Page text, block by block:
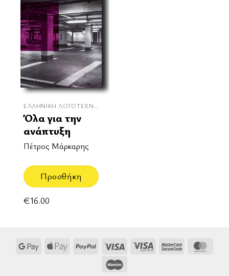
ΕΛΛΗΝΙΚΉ ΛΟΓΟΤΕΧΝΊΑ
Όλα για την
ανάπτυξη
Πέτρος Μάρκαρης
Προσθήκη
€16.00
Google Apple
PayPal Visa
Visa
MasterCard